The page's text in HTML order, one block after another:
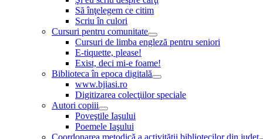
Să înţelegem ce citim
Scriu în culori
Cursuri pentru comunitate
Cursuri de limba engleză pentru seniori
E-tiquette, please!
Exist, deci mi-e foame!
Biblioteca în epoca digitală
www.bjiasi.ro
Digitizarea colecţiilor speciale
Autori copiii
Poveştile Iaşului
Poemele Iaşului
Coordonarea metodică a activităţii bibliotecilor din judeţ